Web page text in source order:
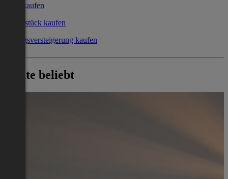
Büro kaufen
Grundstück kaufen
Zwangsversteigerung kaufen
Heute beliebt